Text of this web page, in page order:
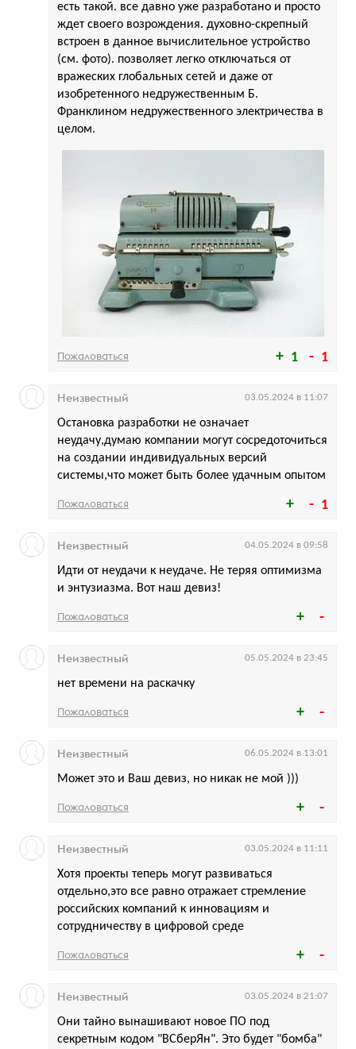
1 1
есть такой. все давно уже разработано и просто
ждет своего возрождения. духовно-скрепный
встроен в данное вычислительное устройство
(см. фото). позволяет легко отключаться от
вражеских глобальных сетей и даже от
изобретенного недружественным Б.
Франклином недружественного электричества в
целом.
Пожаловаться
1
Остановка разработки не означает
неудачу,думаю компании могут сосредоточиться
на создании индивидуальных версий
системы,что может быть более удачным опытом
Неизвестный 03.05.2024 в 11:07
Пожаловаться
Идти от неудачи к неудаче. Не теряя оптимизма
и энтузиазма. Вот наш девиз!
Неизвестный 04.05.2024 в 09:58
Пожаловаться
нет времени на раскачку
Неизвестный 05.05.2024 в 23:45
Пожаловаться
Может это и Ваш девиз, но никак не мой )))
Неизвестный 06.05.2024 в 13:01
Пожаловаться
Хотя проекты теперь могут развиваться
отдельно,это все равно отражает стремление
российских компаний к инновациям и
сотрудничеству в цифровой среде
Неизвестный 03.05.2024 в 11:11
Пожаловаться
Они тайно вынашивают новое ПО под
секретным кодом "ВСберЯн". Это будет "бомба"
Неизвестный 03.05.2024 в 21:07